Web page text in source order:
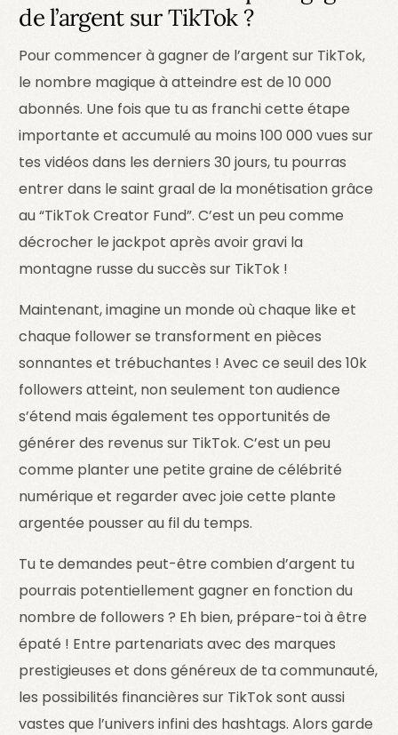
de l’argent sur TikTok ?
Pour commencer à gagner de l’argent sur TikTok,
le nombre magique à atteindre est de 10 000
abonnés. Une fois que tu as franchi cette étape
importante et accumulé au moins 100 000 vues sur
tes vidéos dans les derniers 30 jours, tu pourras
entrer dans le saint graal de la monétisation grâce
au “TikTok Creator Fund”. C’est un peu comme
décrocher le jackpot après avoir gravi la
montagne russe du succès sur TikTok !
Maintenant, imagine un monde où chaque like et
chaque follower se transforment en pièces
sonnantes et trébuchantes ! Avec ce seuil des 10k
followers atteint, non seulement ton audience
s’étend mais également tes opportunités de
générer des revenus sur TikTok. C’est un peu
comme planter une petite graine de célébrité
numérique et regarder avec joie cette plante
argentée pousser au fil du temps.
Tu te demandes peut-être combien d’argent tu
pourrais potentiellement gagner en fonction du
nombre de followers ? Eh bien, prépare-toi à être
épaté ! Entre partenariats avec des marques
prestigieuses et dons généreux de ta communauté,
les possibilités financières sur TikTok sont aussi
vastes que l’univers infini des hashtags. Alors garde